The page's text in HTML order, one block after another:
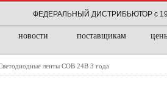
ФЕДЕРАЛЬНЫЙ ДИСТРИБЬЮТОР с
новости поставщикам
ленты COB 24В 3 года